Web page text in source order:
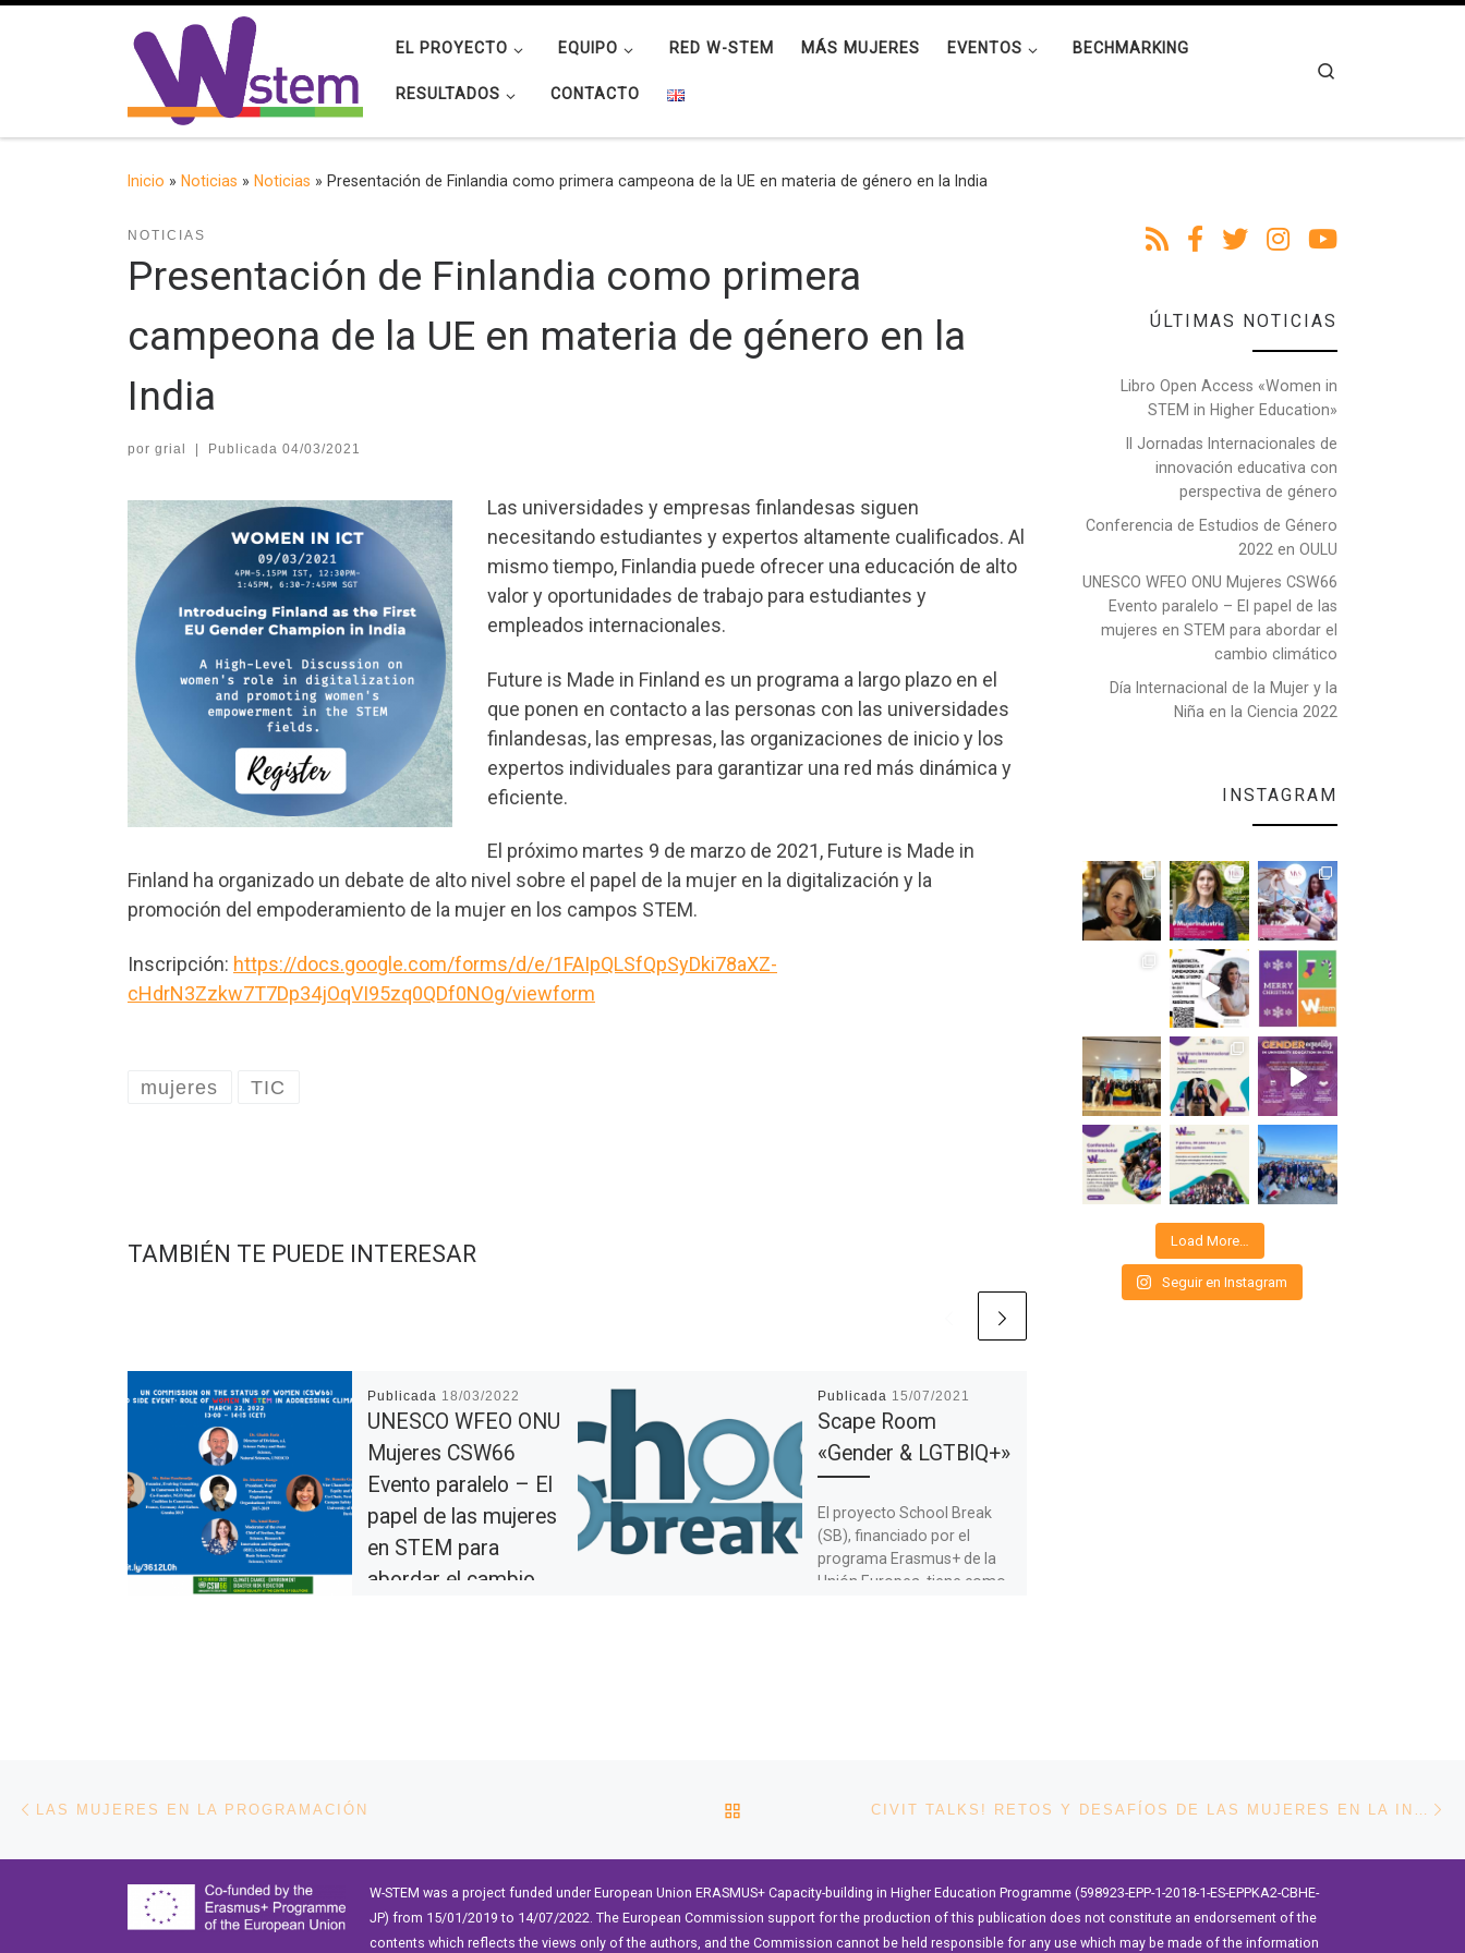
Saltar al contenido
EL PROYECTO EQUIPO RED W-STEM MÁS MUJERES EVENTOS BECHMARKING
RESULTADOS CONTACTO
Inicio » Noticias » Noticias » Presentación de Finlandia como primera campeona de la UE en materia de género en la India
NOTICIAS
Presentación de Finlandia como primera
campeona de la UE en materia de género en la
India
por grial Publicada 04/03/2021
Las universidades y empresas finlandesas siguen
necesitando estudiantes y expertos altamente cualificados. Al
mismo tiempo, Finlandia puede ofrecer una educación de alto
valor y oportunidades de trabajo para estudiantes y
empleados internacionales.
Future is Made in Finland es un programa a largo plazo en el
que ponen en contacto a las personas con las universidades
finlandesas, las empresas, las organizaciones de inicio y los
expertos individuales para garantizar una red más dinámica y
eficiente.
El próximo martes 9 de marzo de 2021, Future is Made in
Finland ha organizado un debate de alto nivel sobre el papel de la mujer en la digitalización y la
promoción del empoderamiento de la mujer en los campos STEM.
Inscripción: https://docs.google.com/forms/d/e/1FAIpQLSfQpSyDki78aXZ-
cHdrN3Zzkw7T7Dp34jOqVI95zq0QDf0NOg/viewform
mujeres TIC
TAMBIÉN TE PUEDE INTERESAR
Publicada 18/03/2022
UNESCO WFEO ONU
Mujeres CSW66
Evento paralelo – El
papel de las mujeres
en STEM para
abordar el cambio
Publicada 15/07/2021
Scape Room
«Gender & LGTBIQ+»
El proyecto School Break
(SB), financiado por el
programa Erasmus+ de la
Unión Europea, tiene como
América Latina»
Jornada organizada por la
ÚLTIMAS NOTICIAS
Libro Open Access «Women in
STEM in Higher Education»
II Jornadas Internacionales de
innovación educativa con
perspectiva de género
Conferencia de Estudios de Género
2022 en OULU
UNESCO WFEO ONU Mujeres CSW66
Evento paralelo – El papel de las
mujeres en STEM para abordar el
cambio climático
Día Internacional de la Mujer y la
Niña en la Ciencia 2022
INSTAGRAM
Load More…
Seguir en Instagram
Navegación de entradas
LAS MUJERES EN LA PROGRAMACIÓN VOLVER A LA LISTA DE ENTRADAS
W-STEM was a project funded under European Union ERASMUS+ Capacity-building in Higher Education Programme (598923-EPP-1-2018-1-ES-EPPKA2-CBHE-
JP) from 15/01/2019 to 14/07/2022. The European Commission support for the production of this publication does not constitute an endorsement of the
contents which reflects the views only of the authors, and the Commission cannot be held responsible for any use which may be made of the information